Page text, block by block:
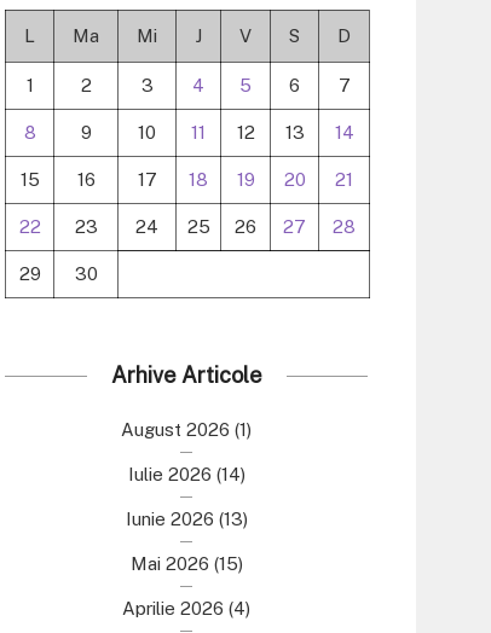
L Ma Mi J V S D
1 2 3 4 5 6 7
8 9 10 11 12 13 14
15 16 17 18 19 20 21
22 23 24 25 26 27 28
29 30
Arhive Articole
August 2026 (1)
Iulie 2026 (14)
Iunie 2026 (13)
Mai 2026 (15)
Aprilie 2026 (4)